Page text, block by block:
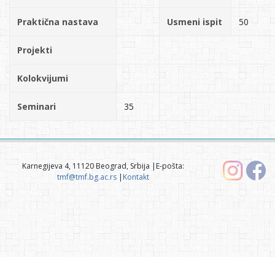
Praktična nastava Usmeni ispit 50
Projekti
Kolokvijumi
Seminari 35
Karnegijeva 4, 11120 Beograd, Srbija |E-pošta:
tmf@tmf.bg.ac.rs| Kontakt